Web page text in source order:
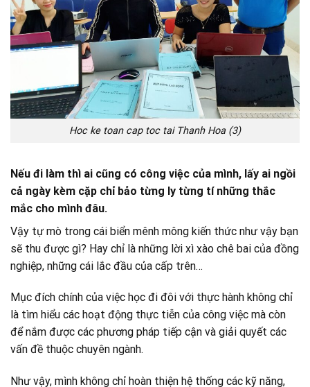
Hoc ke toan cap toc tai Thanh Hoa (3)
Nếu đi làm thì ai cũng có công việc của mình, lấy ai ngồi
cả ngày kèm cặp chỉ bảo từng ly từng tí những thắc
mắc cho mình đâu.
Vậy tự mò trong cái biển mênh mông kiến thức như vậy bạn
sẽ thu được gì? Hay chỉ là những lời xì xào chê bai của đồng
nghiệp, những cái lắc đầu của cấp trên…
Mục đích chính của việc học đi đôi với thực hành không chỉ
là tìm hiểu các hoạt động thực tiễn của công việc mà còn
để nắm được các phương pháp tiếp cận và giải quyết các
vấn đề thuộc chuyên ngành.
Như vậy, mình không chỉ hoàn thiện hệ thống các kỹ năng,